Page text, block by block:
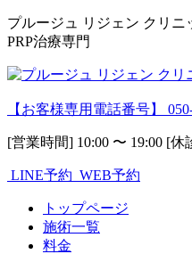
プルージュ リジェン クリニ
PRP治療専門
【お客様専用電話番号】
[営業時間] 10:00 〜 19:00 [休
LINE予約 WEB予約
トップページ
施術一覧
料金